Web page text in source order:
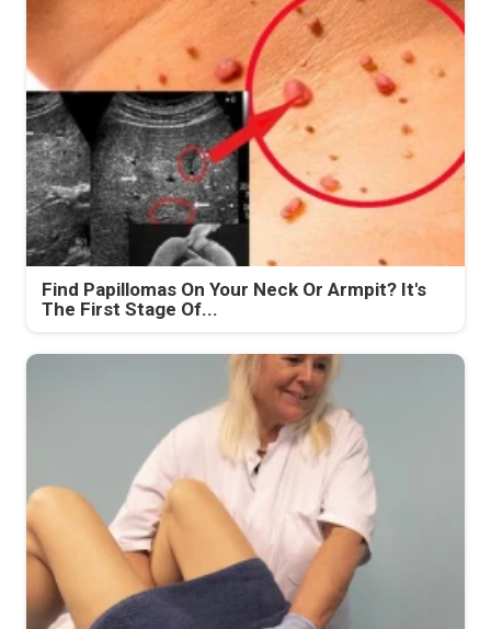
Find Papillomas On Your Neck Or Armpit? It's
The First Stage Of...